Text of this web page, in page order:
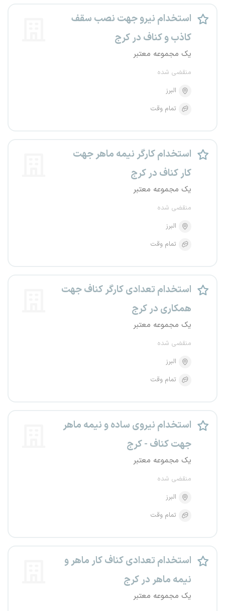
استخدام نیرو جهت نصب سقف
کاذب و کناف در کرج
یک مجموعه معتبر
منقضی شده
البرز
تمام وقت
استخدام کارگر نیمه ماهر جهت
کار کناف در کرج
یک مجموعه معتبر
منقضی شده
البرز
تمام وقت
استخدام تعدادی کارگر کناف جهت
همکاری در کرج
یک مجموعه معتبر
منقضی شده
البرز
تمام وقت
استخدام نیروی ساده و نیمه ماهر
جهت کناف - کرج
یک مجموعه معتبر
منقضی شده
البرز
تمام وقت
استخدام تعدادی کناف کار ماهر و
نیمه ماهر در کرج
یک مجموعه معتبر